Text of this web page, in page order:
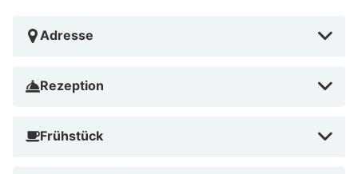
Adresse
Rezeption
Frühstück